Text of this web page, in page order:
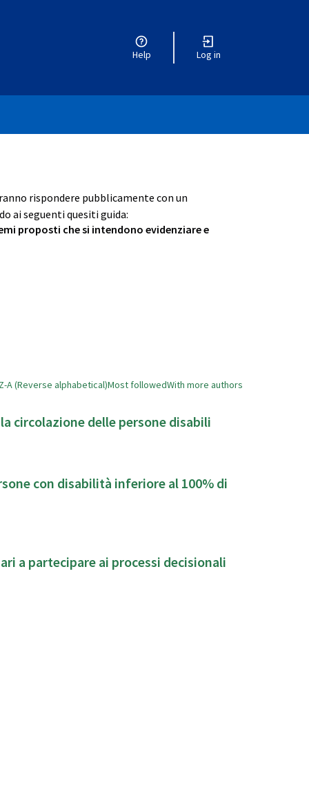
Help Log in
rispondere pubblicamente con un
ai seguenti quesiti guida:
proposti che si intendono evidenziare e
Z-A (Reverse alphabetical)Most followedWith more authors
circolazione delle persone disabili
disabilità inferiore al 100% di
a partecipare ai processi decisionali